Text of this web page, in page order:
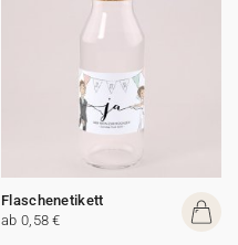
Flaschenetikett
ab 0,58 €